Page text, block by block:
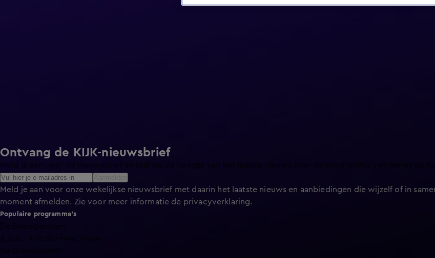
Ontvang de KIJK-nieuwsbrief
Meld je aan voor de nieuwsbrief en blijf op de hoogte van het laatste nieuws over de programma’s en series op
Meld je aan voor onze wekelijkse nieuwsbrief met daarin het laatste nieuws en aanbiedingen die wijzelf of in
moment afmelden. Zie voor meer informatie de privacyverklaring.
Populaire programma's
De Bondgenoten